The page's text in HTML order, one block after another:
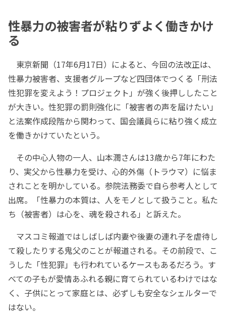
性暴力の被害者が粘りずよく働きかけ
る
東京新聞（17年6月17日）によると、今回の法改正は、
性暴力被害者、支援者グループなど四団体でつくる「刑法
性犯罪を変えよう！プロジェクト」が強く後押ししたこと
が大きい。性犯罪の罰則強化に「被害者の声を届けたい」
と法案作成段階から関わって、国会議員らに粘り強く成立
を働きかけていたという。
その中心人物の一人、山本潤さんは13歳から7年にわた
り、実父から性暴力を受け、心的外傷（トラウマ）に悩ま
されことを明かしている。参院法務委で自ら参考人として
出席。「性暴力の本質は、人をモノとして扱うこと。私た
ち（被害者）は心を、魂を殺される」と訴えた。
マスコミ報道ではしばしば内妻や後妻の連れ子を虐待し
て殺したりする鬼父のことが報道される。その前段で、こ
うした「性犯罪」も行われているケースもあるだろう。す
べての子もが愛情あふれる親に育てられているわけではな
く、子供にとって家庭とは、必ずしも安全なシェルターで
はない。